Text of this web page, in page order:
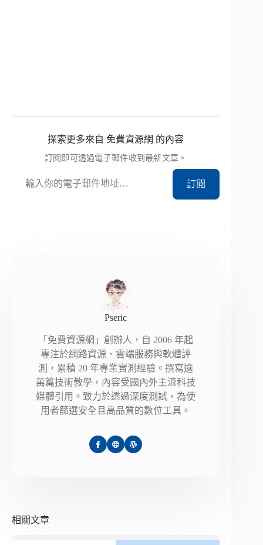
探索更多來自 免費資源網 的內容
訂閱即可透過電子郵件收到最新文章。
訂閱
Pseric
「免費資源網」創辦人，自 2006 年起
專注於網路資源、雲端服務與軟體評
測，累積 20 年專業實測經驗。撰寫逾
萬篇技術教學，內容受國內外主流科技
媒體引用。致力於透過深度測試，為使
用者篩選安全且高品質的數位工具。
相關文章